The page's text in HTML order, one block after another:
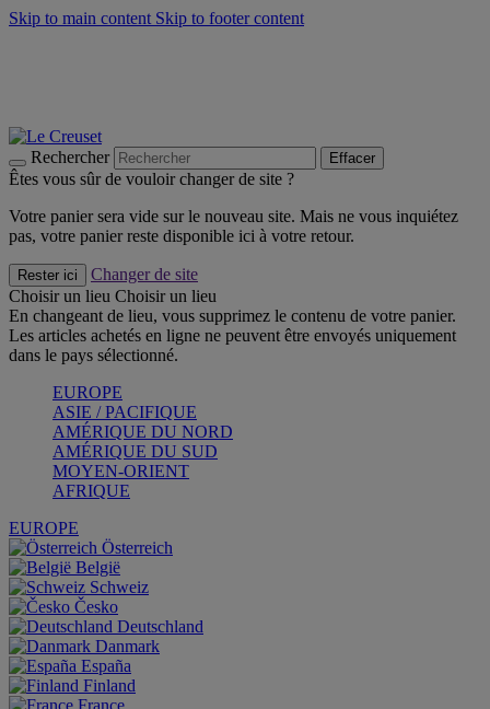
Skip to main content Skip to footer content
Rechercher Effacer
Êtes vous sûr de vouloir changer de site ?
Votre panier sera vide sur le nouveau site. Mais ne vous inquiétez
pas, votre panier reste disponible ici à votre retour.
Rester ici
Changer de site
Choisir un lieu Choisir un lieu
En changeant de lieu, vous supprimez le contenu de votre panier.
Les articles achetés en ligne ne peuvent être envoyés uniquement
dans le pays sélectionné.
EUROPE
ASIE / PACIFIQUE
AMÉRIQUE DU NORD
AMÉRIQUE DU SUD
MOYEN-ORIENT
AFRIQUE
EUROPE
Österreich
België
Schweiz
Česko
Deutschland
Danmark
España
Finland
France